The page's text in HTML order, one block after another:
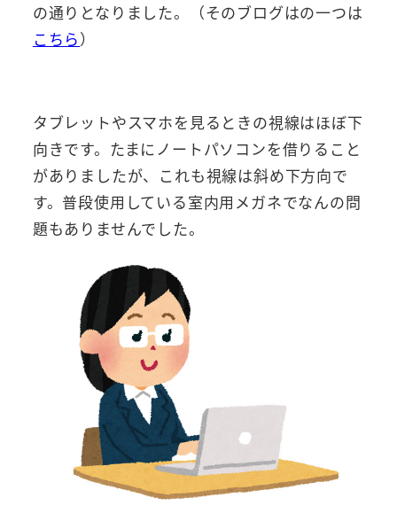
の通りとなりました。（そのブログはの一つは
こちら）
タブレットやスマホを見るときの視線はほぼ下
向きです。たまにノートパソコンを借りること
がありましたが、これも視線は斜め下方向で
す。普段使用している室内用メガネでなんの問
題もありませんでした。